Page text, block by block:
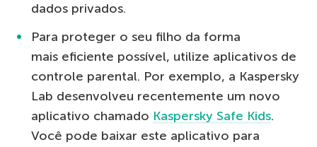
dados privados.
Para proteger o seu filho da forma
mais eficiente possível, utilize aplicativos de
controle parental. Por exemplo, a Kaspersky
Lab desenvolveu recentemente um novo
aplicativo chamado Kaspersky Safe Kids.
Você pode baixar este aplicativo para